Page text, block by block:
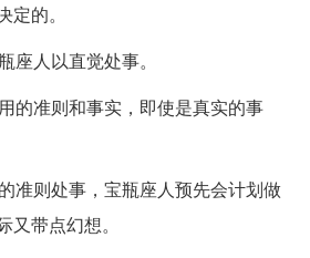
的。
座人以直觉处事。
的准则和事实，即使是真实的事
准则处事，宝瓶座人预先会计划做
带点幻想。